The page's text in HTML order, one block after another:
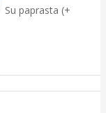
Su paprasta (+